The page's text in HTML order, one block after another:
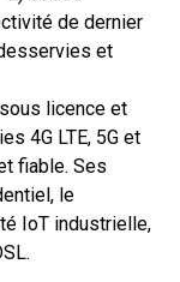
de dernier
et
licence et
4G LTE, 5G et
fiable. Ses
le
IoT industrielle,